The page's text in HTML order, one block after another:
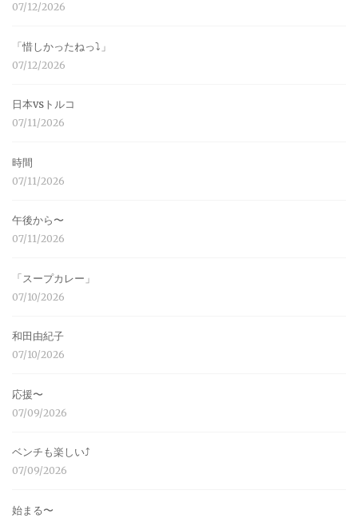
07/12/2026
「惜しかったねっ⤵︎」
07/12/2026
日本vsトルコ
07/11/2026
時間
07/11/2026
午後から〜
07/11/2026
「スープカレー」
07/10/2026
和田由紀子
07/10/2026
応援〜
07/09/2026
ベンチも楽しい⤴︎
07/09/2026
始まる〜